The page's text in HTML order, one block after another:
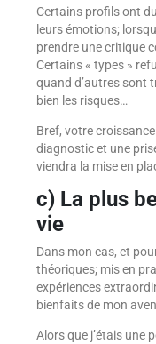
Certains profils ont
leurs émotions;
prendre une critique
Certains « types »
quand d’autres sont
bien les risques…
Bref, votre
diagnostic et une
viendra la mise en
c) La plus
vie
Dans mon cas, et
théoriques; mis en
expériences
bienfaits de mon
Alors que j’étais une